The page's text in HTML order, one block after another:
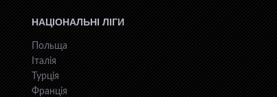
НАЦІОНАЛЬНІ ЛІГИ
Польща
Італія
Турція
Франція